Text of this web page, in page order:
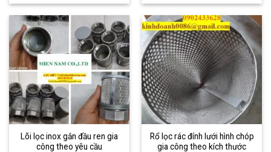
Lõi lọc inox gắn đầu ren gia
công theo yêu cầu
Rổ lọc rác đính lưới hình chóp
gia công theo kích thước